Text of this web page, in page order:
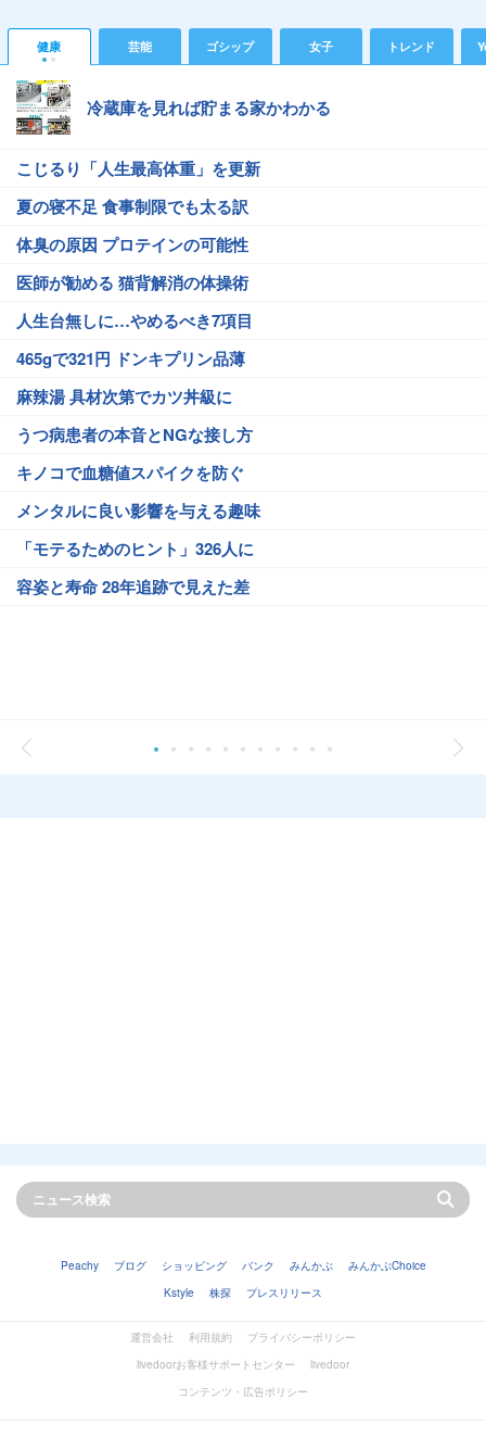
健康 芸能 ゴシップ 女子 トレンド
冷蔵庫を見れば貯まる家かわかる
こじるり「人生最高体重」を更新
夏の寝不足 食事制限でも太る訳
体臭の原因 プロテインの可能性
医師が勧める 猫背解消の体操術
人生台無しに…やめるべき7項目
465gで321円 ドンキプリン品薄
麻辣湯 具材次第でカツ丼級に
うつ病患者の本音とNGな接し方
キノコで血糖値スパイクを防ぐ
メンタルに良い影響を与える趣味
「モテるためのヒント」326人に
容姿と寿命 28年追跡で見えた差
Peachy ブログ ショッピング バンク みんかぶ
みんかぶChoice
Kstyle
株探 プレスリリース
運営会社 利用規約
プライバシーポリシー
livedoorお客様サポートセンター
livedoor
コンテンツ・広告ポリシー